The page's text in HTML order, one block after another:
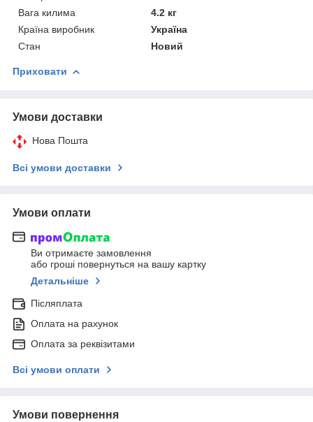
Вага килима
4.2 кг
Країна виробник
Україна
Стан
Новий
Приховати
Умови доставки
Нова Пошта
Всі умови доставки
Умови оплати
Ви отримаєте замовлення
або гроші повернуться на вашу картку
Детальніше
Післяплата
Оплата на рахунок
Оплата за реквізитами
Всі умови оплати
Умови повернення